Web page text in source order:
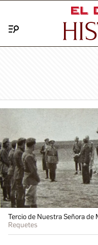
Tercio de Nuestra Señora
Requetes